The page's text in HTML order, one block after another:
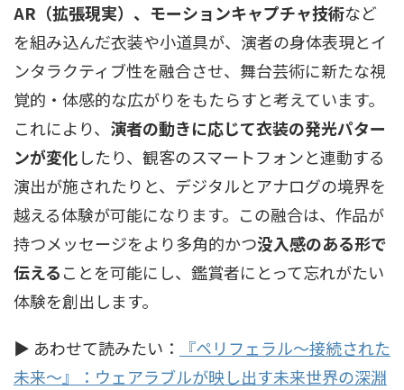
AR（拡張現実）、モーションキャプチャ技術など
を組み込んだ衣装や小道具が、演者の身体表現とイ
ンタラクティブ性を融合させ、舞台芸術に新たな視
覚的・体感的な広がりをもたらすと考えています。
これにより、 演者の動きに応じて衣装の発光パター
ンが変化したり、観客のスマートフォンと連動する
演出が施されたりと、デジタルとアナログの境界を
越える体験が可能になります。この融合は、作品が
持つメッセージをより多角的かつ没入感のある形で
伝えることを可能にし、鑑賞者にとって忘れがたい
体験を創出します。
▶ あわせて読みたい：
『ペリフェラル～接続された
未来～』：ウェアラブルが映し出す未来世界の深淵